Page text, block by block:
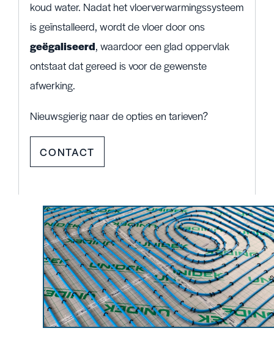
koud water. Nadat het vloerverwarmingssysteem
is geïnstalleerd, wordt de vloer door ons
geëgaliseerd, waardoor een glad oppervlak
ontstaat dat gereed is voor de gewenste
afwerking.
Nieuwsgierig naar de opties en tarieven?
CONTACT